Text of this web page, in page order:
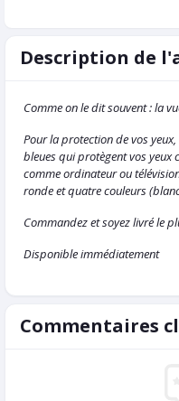
Description de
Comme on le dit souvent : la
Pour la protection de vos
bleues qui protègent vos yeux
comme ordinateur ou
ronde et quatre couleurs
Commandez et soyez livré le
Disponible immédiatement
Commentaires